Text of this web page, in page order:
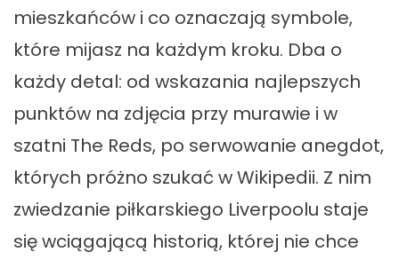
mieszkańców i co oznaczają symbole,
które mijasz na każdym kroku. ​Dba o
każdy detal: od wskazania najlepszych
punktów na zdjęcia przy murawie i w
szatni The Reds, po serwowanie anegdot,
których próżno szukać w Wikipedii. Z nim
zwiedzanie piłkarskiego Liverpoolu staje
się wciągającą historią, której nie chce